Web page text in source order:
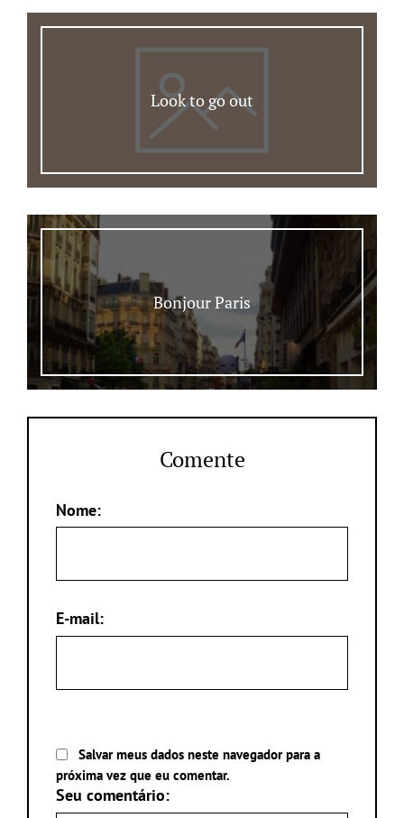
Look to go out
Bonjour Paris
Comente
Nome:
E-mail:
Salvar meus dados neste navegador para a
próxima vez que eu comentar.
Seu comentário: